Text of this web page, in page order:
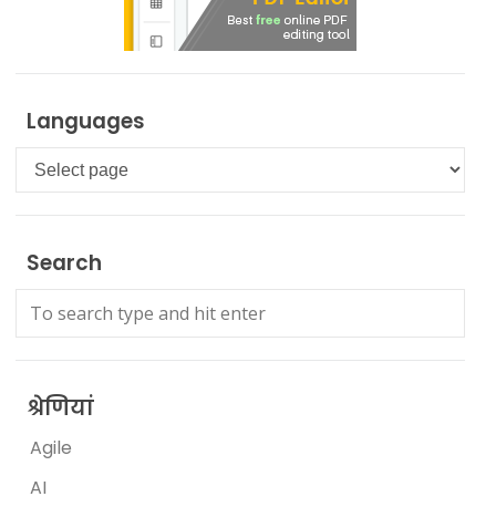
Languages
Languages
Search
श्रेणियां
Agile
AI